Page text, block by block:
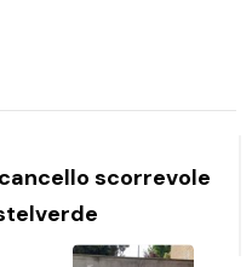
scorrevole